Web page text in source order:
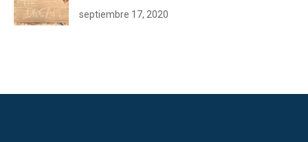
septiembre 17, 2020